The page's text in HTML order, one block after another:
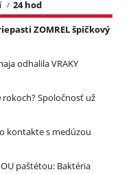
24 hod
ZOMREL špičkový
odhalila VRAKY
rokoch? Spoločnosť už
kontakte s medúzou
paštétou: Baktéria